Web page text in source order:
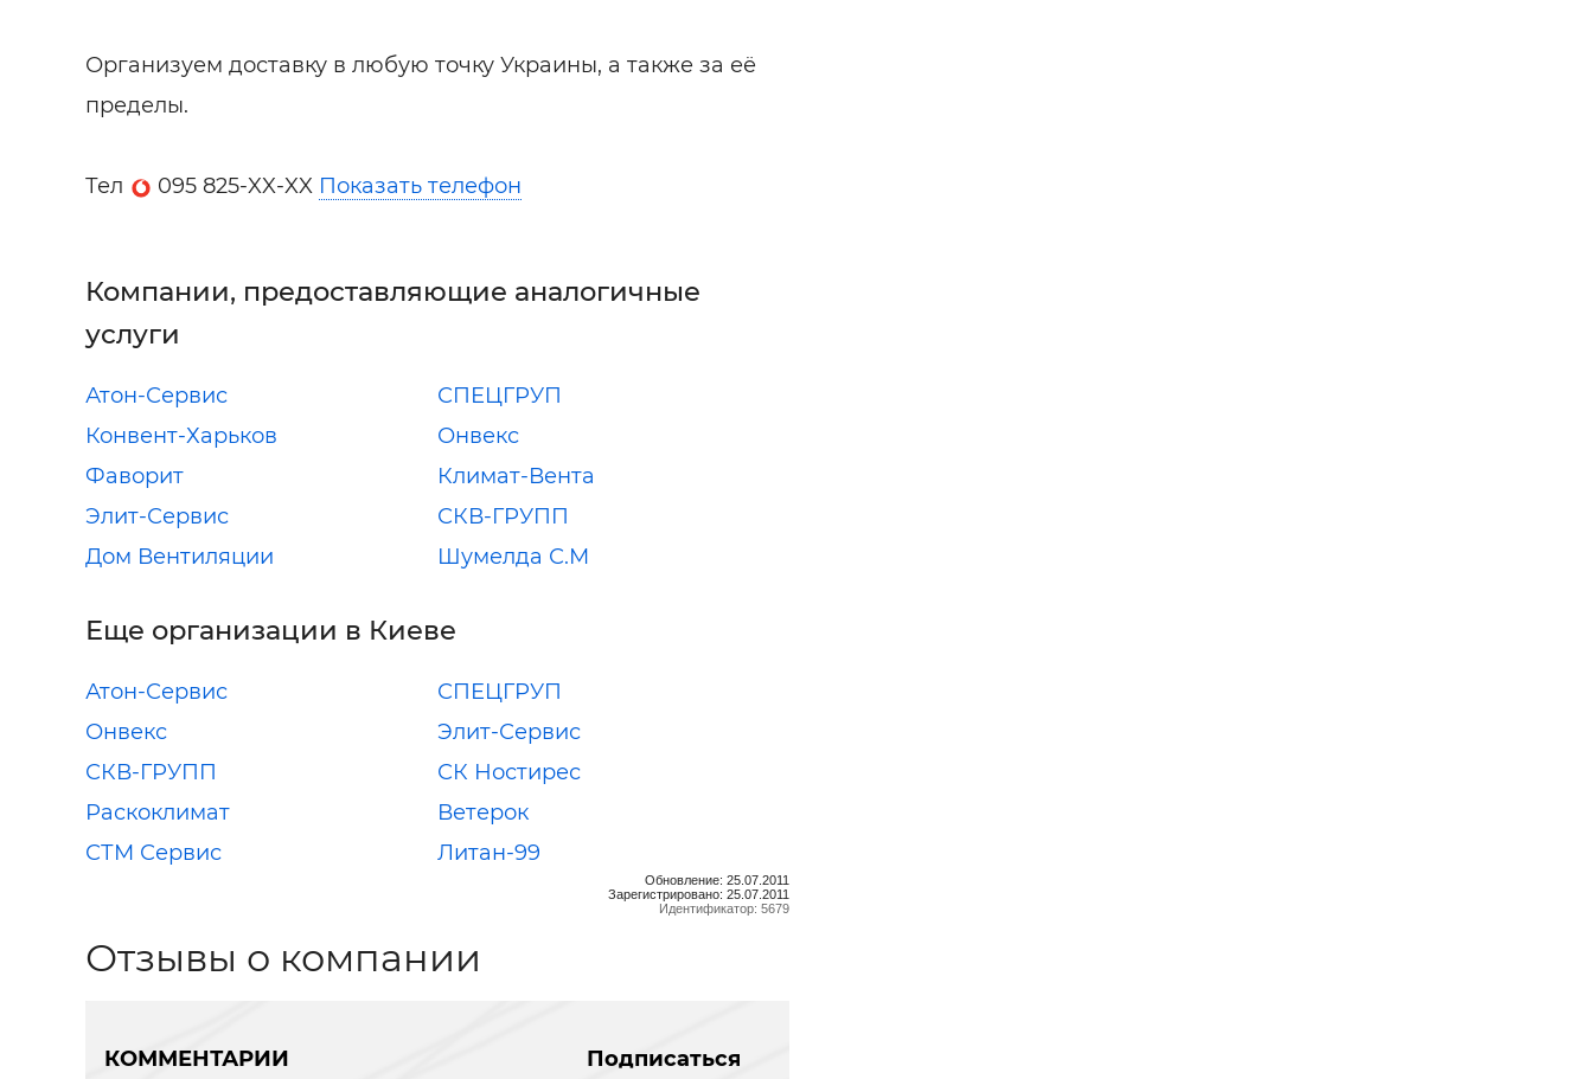
Организуем доставку в любую точку Украины, а также за её
пределы.
Тел 095 825-XX-XX Показать телефон
Компании, предоставляющие аналогичные
услуги
Атон-Сервис
СПЕЦГРУП
Конвент-Харьков
Онвекс
Фаворит
Климат-Вента
Элит-Сервис
СКВ-ГРУПП
Дом Вентиляции
Шумелда С.М
Еще организации в Киеве
Атон-Сервис
СПЕЦГРУП
Онвекс
Элит-Сервис
СКВ-ГРУПП
СК Ностирес
Раскоклимат
Ветерок
СТМ Сервис
Литан-99
Обновление: 25.07.2011
Зарегистрировано: 25.07.2011
Идентификатор: 5679
Отзывы о компании
КОММЕНТАРИИ
Подписаться